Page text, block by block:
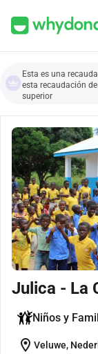
Esta es una
esta recaudación
superior
Julica - La
Niños y
location_on Veluwe,